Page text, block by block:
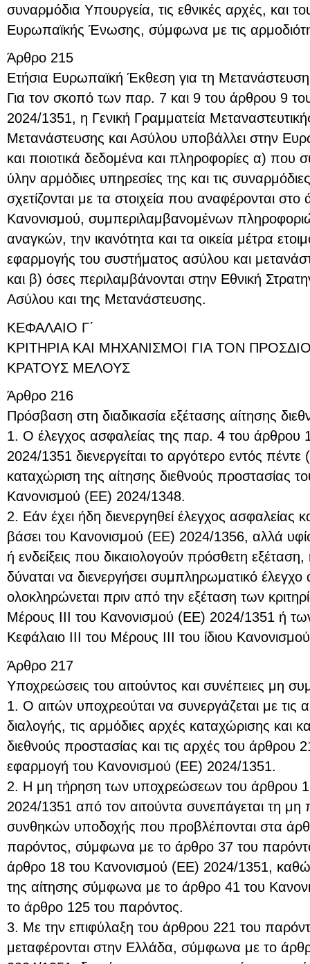
συναρμόδια Υπουργεία, τις εθνικές αρχές, και
Ευρωπαϊκής Ένωσης, σύμφωνα με τις
Άρθρο 215
Ετήσια Ευρωπαϊκή Έκθεση για τη
Για τον σκοπό των παρ. 7 και 9 του άρθρου 9
2024/1351, η Γενική Γραμματεία
Μετανάστευσης και Ασύλου υποβάλλει στην
και ποιοτικά δεδομένα και πληροφορίες α) που
ύλην αρμόδιες υπηρεσίες της και τις
σχετίζονται με τα στοιχεία που αναφέρονται
Κανονισμού, συμπεριλαμβανομένων
αναγκών, την ικανότητα και τα οικεία μέτρα
εφαρμογής του συστήματος ασύλου και
και β) όσες περιλαμβάνονται στην Εθνική
Ασύλου και της Μετανάστευσης.
KΕΦΑΛΑΙΟ Γ΄
ΚΡΙΤΗΡΙΑ ΚΑΙ ΜΗΧΑΝΙΣΜΟΙ ΓΙΑ ΤΟΝ
ΚΡΑΤΟΥΣ ΜΕΛΟΥΣ
Άρθρο 216
Πρόσβαση στη διαδικασία εξέτασης αίτησης
1. Ο έλεγχος ασφαλείας της παρ. 4 του άρθρου
2024/1351 διενεργείται το αργότερο εντός
καταχώριση της αίτησης διεθνούς προστασίας
Κανονισμού (ΕΕ) 2024/1348.
2. Εάν έχει ήδη διενεργηθεί έλεγχος ασφαλείας
βάσει του Κανονισμού (ΕΕ) 2024/1356, αλλά
ή ενδείξεις που δικαιολογούν πρόσθετη
δύναται να διενεργήσει συμπληρωματικό
ολοκληρώνεται πριν από την εξέταση των
Μέρους ΙΙΙ του Κανονισμού (ΕΕ) 2024/1351 ή
Κεφάλαιο ΙΙΙ του Μέρους III του ίδιου
Άρθρο 217
Υποχρεώσεις του αιτούντος και συνέπειες μη
1. Ο αιτών υποχρεούται να συνεργάζεται με τις
διαλογής, τις αρμόδιες αρχές καταχώρισης και
διεθνούς προστασίας και τις αρχές του άρθρου
εφαρμογή του Κανονισμού (ΕΕ) 2024/1351.
2. Η μη τήρηση των υποχρεώσεων του άρθρου
2024/1351 από τον αιτούντα συνεπάγεται τη
συνθηκών υποδοχής που προβλέπονται στα
παρόντος, σύμφωνα με το άρθρο 37 του
άρθρο 18 του Κανονισμού (ΕΕ) 2024/1351,
της αίτησης σύμφωνα με το άρθρο 41 του
το άρθρο 125 του παρόντος.
3. Με την επιφύλαξη του άρθρου 221 του
μεταφέρονται στην Ελλάδα, σύμφωνα με το